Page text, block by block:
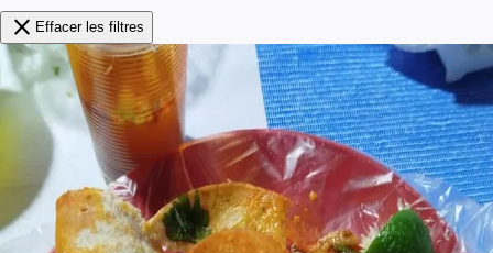
close Effacer les filtres